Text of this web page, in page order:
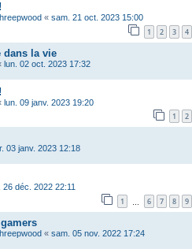
« sam. 21 oct. 2023 15:00
1 2 3 4
dans la vie
lun. 02 oct. 2023 17:32
lun. 09 janv. 2023 19:20
1 2
03 janv. 2023 12:18
26 déc. 2022 22:11
1 6 7 8 9
« sam. 05 nov. 2022 17:24